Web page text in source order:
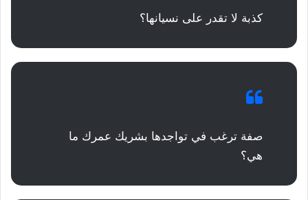
كذبة لا تقدر على نسيانها؟
صفة ترغب في تواجدها بشريك عمرك ما
هي؟